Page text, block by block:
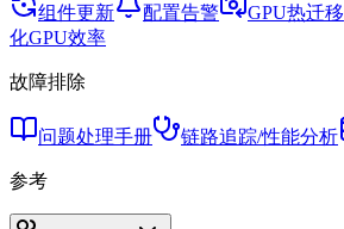
组件更新 配置告警 GPU热迁移
化GPU效率
故障排除
问题处理手册 链路追踪/性能分析
参考